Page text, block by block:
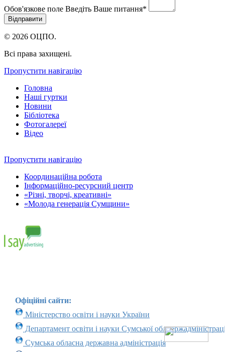
Обов'язкове поле Введіть Ваше питання*
© 2026 ОЦПО.
Всі права захищені.
Пропустити навігацію
Головна
Наші гуртки
Новини
Бібліотека
Фотогалереї
Відео
Пропустити навігацію
Координаційна робота
Інформаційно-ресурсний центр
«Різні, творчі, креативні»
«Молода генерація Сумщини»
Офіційні сайти:
Міністерство освіти і науки України
Департамент освіти і науки Сумської
Сумська обласна державна адміністрація